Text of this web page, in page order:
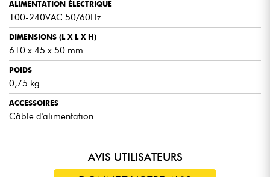
ALIMENTATION ÉLECTRIQUE
100-240VAC 50/60Hz
DIMENSIONS (L X L X H)
610 x 45 x 50 mm
POIDS
0,75 kg
ACCESSOIRES
Câble d'alimentation
AVIS UTILISATEURS